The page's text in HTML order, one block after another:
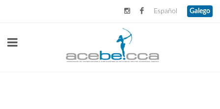
Español Galego